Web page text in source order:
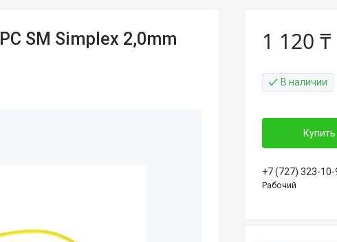
SM Simplex 2,0mm
1 120 ₸
В наличии
Купить
+7 (727) 323-10-
Рабочий